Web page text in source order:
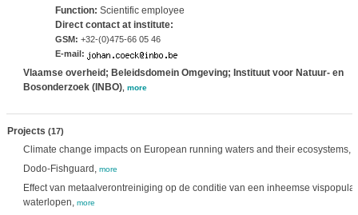
Function: Scientific employee
Direct contact at institute:
GSM: +32-(0)475-66 05 46
E-mail:
Vlaamse overheid; Beleidsdomein Omgeving; Instituut voor Natuur- en
Bosonderzoek (INBO), more
Projects (17)
Climate change impacts on European running waters and their ecosystems,
Dodo-Fishguard, more
Effect van metaalverontreiniging op de conditie van een inheemse
waterlopen, more